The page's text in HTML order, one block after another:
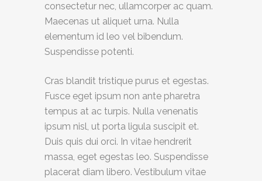
consectetur nec, ullamcorper ac quam.
Maecenas ut aliquet urna. Nulla
elementum id leo vel bibendum.
Suspendisse potenti.
Cras blandit tristique purus et egestas.
Fusce eget ipsum non ante pharetra
tempus at ac turpis. Nulla venenatis
ipsum nisl, ut porta ligula suscipit et.
Duis quis dui orci. In vitae hendrerit
massa, eget egestas leo. Suspendisse
placerat diam libero. Vestibulum vitae